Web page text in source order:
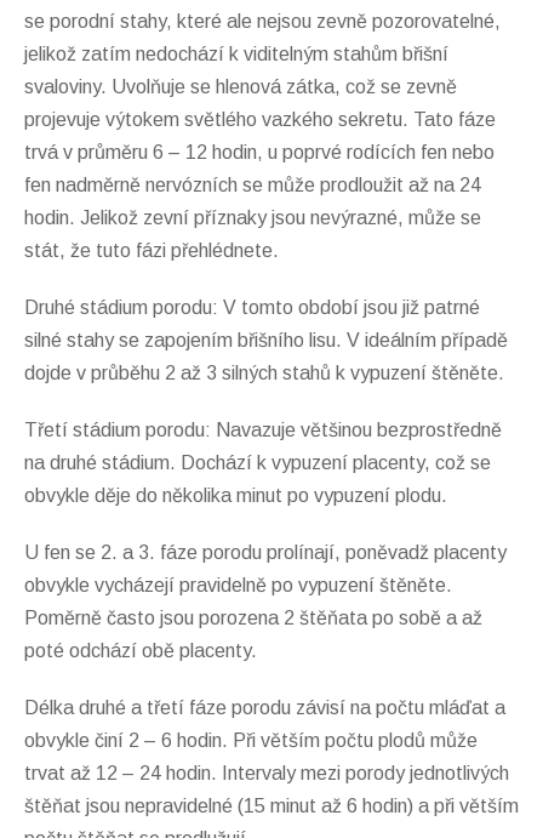
se porodní stahy, které ale nejsou zevně pozorovatelné,
jelikož zatím nedochází k viditelným stahům břišní
svaloviny. Uvolňuje se hlenová zátka, což se zevně
projevuje výtokem světlého vazkého sekretu. Tato fáze
trvá v průměru 6 – 12 hodin, u poprvé rodících fen nebo
fen nadměrně nervózních se může prodloužit až na 24
hodin. Jelikož zevní příznaky jsou nevýrazné, může se
stát, že tuto fázi přehlédnete.
Druhé stádium porodu: V tomto období jsou již patrné
silné stahy se zapojením břišního lisu. V ideálním případě
dojde v průběhu 2 až 3 silných stahů k vypuzení štěněte.
Třetí stádium porodu: Navazuje většinou bezprostředně
na druhé stádium. Dochází k vypuzení placenty, což se
obvykle děje do několika minut po vypuzení plodu.
U fen se 2. a 3. fáze porodu prolínají, poněvadž placenty
obvykle vycházejí pravidelně po vypuzení štěněte.
Poměrně často jsou porozena 2 štěňata po sobě a až
poté odchází obě placenty.
Délka druhé a třetí fáze porodu závisí na počtu mláďat a
obvykle činí 2 – 6 hodin. Při větším počtu plodů může
trvat až 12 – 24 hodin. Intervaly mezi porody jednotlivých
štěňat jsou nepravidelné (15 minut až 6 hodin) a při větším